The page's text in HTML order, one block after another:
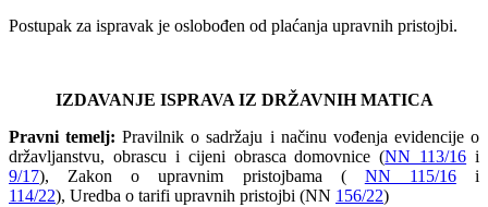
Postupak za ispravak je oslobođen od plaćanja upravnih pristojbi.
IZDAVANJE ISPRAVA IZ DRŽAVNIH MATICA
Pravni temelj: Pravilnik o sadržaju i načinu vođenja evidencije o
državljanstvu, obrascu i cijeni obrasca domovnice (NN 113/16 i
9/17), Zakon o upravnim pristojbama ( NN 115/16i
114/22), Uredba o tarifi upravnih pristojbi (NN 156/22)